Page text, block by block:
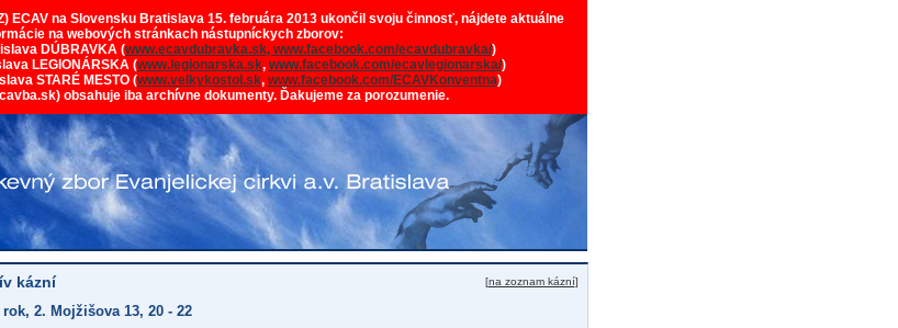
ECAV na Slovensku Bratislava 15. februára 2013 ukončil svoju činnosť, nájdete aktuálne
na webových stránkach nástupníckych zborov:
DÚBRAVKA (www.ecavdubravka.sk, www.facebook.com/ecavdubravka/)
LEGIONÁRSKA (www.legionarska.sk, www.facebook.com/ecavlegionarska/)
STARÉ MESTO (www.velkykostol.sk, www.facebook.com/ECAVKonventna)
obsahuje iba archívne dokumenty. Ďakujeme za porozumenie.
kázní [na zoznam kázní]
2. Mojžišova 13, 20 - 22